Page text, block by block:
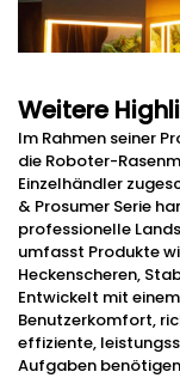
Weitere
Im Rahmen seiner
die Roboter-
Einzelhändler
& Prosumer Serie
professionelle
umfasst Produkte
Heckenscheren,
Entwickelt mit
Benutzerkomfort,
effiziente,
Aufgaben